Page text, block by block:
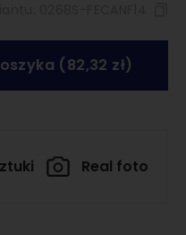
Dodaj do koszyka (82,32 zł)
Real foto